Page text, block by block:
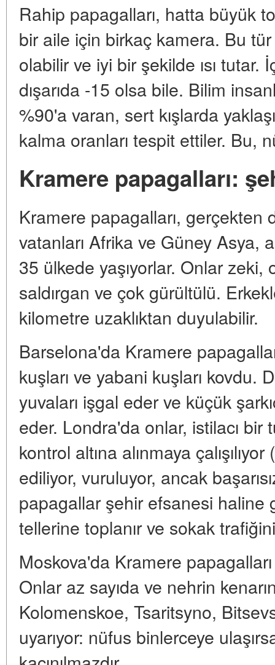
Rahip papagalları, hatta büyük
bir aile için birkaç kamera. Bu tür
olabilir ve iyi bir şekilde ısı
dışarıda -15 olsa bile. Bilim
%90'a varan, sert kışlarda
kalma oranları tespit ettiler. Bu,
Kramere papagalları:
Kramere papagalları, gerçekten
vatanları Afrika ve Güney Asya,
35 ülkede yaşıyorlar. Onlar zeki,
saldırgan ve çok gürültülü.
kilometre uzaklıktan duyulabilir.
Barselona'da Kramere
kuşları ve yabani kuşları kovdu.
yuvaları işgal eder ve küçük
eder. Londra'da onlar, istilacı bir
kontrol altına alınmaya
ediliyor, vuruluyor, ancak
papagallar şehir efsanesi haline
tellerine toplanır ve sokak
Moskova'da Kramere
Onlar az sayıda ve nehrin
Kolomenskoe, Tsaritsyno,
uyarıyor: nüfus binlerceye